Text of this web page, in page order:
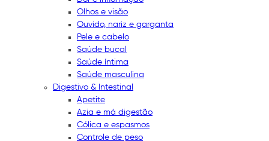
Olhos e visão
Ouvido, nariz e garganta
Pele e cabelo
Saúde bucal
Saúde íntima
Saúde masculina
Digestivo & Intestinal
Apetite
Azia e má digestão
Cólica e espasmos
Controle de peso